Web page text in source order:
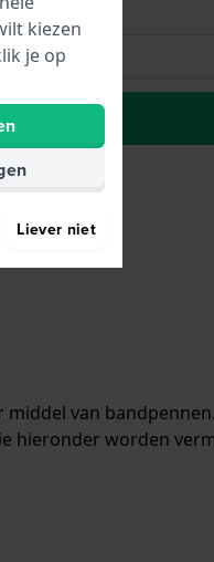
van
hieronder worden
kiezen
je op
Liever niet